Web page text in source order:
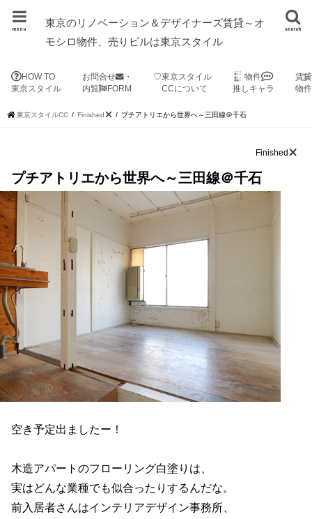
東京のリノベーション＆デザイナーズ賃貸～オ
モシロ物件、売りビルは東京スタイル
search
menu
HOW TO
東京スタイル
お問合せ
・
内覧
FORM
♡東京スタイル
CCについて
物件
推しキャラ
賃
物
東京スタイルCC Finished プチアトリエから世界へ～三田線＠千石
Finished
プチアトリエから世界へ～三田線＠千石
空き予定出ましたー！
木造アパートのフローリング白塗りは、
実はどんな業種でも似合ったりするんだな。
前入居者さんはインテリアデザイン事務所、